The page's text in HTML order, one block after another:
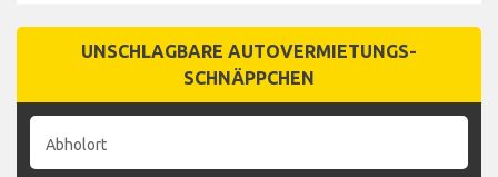
UNSCHLAGBARE AUTOVERMIETUNGS-
SCHNÄPPCHEN
Abholort